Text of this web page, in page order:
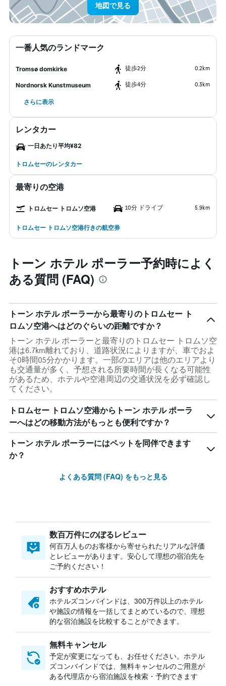
地図で見る
一番人気のランドマーク
Tromsø domkirke ​徒歩2分 0.2km
Nordnorsk Kunstmuseum ​徒歩4分 0.3km
さらに表示
レンタカー
一日あたり平均¥82
トロムセーのレンタカー
最寄りの空港
トロムセー トロムソ空港 10分 ドライブ 5.9km
トロムセー トロムソ空港行きの航空券
トーン ホテル ポーラー予約時によく
ある質問 (FAQ)
トーン ホテル ポーラーから最寄りのトロムセー ト
ロムソ空港へはどのぐらいの距離ですか？
トーン ホテル ポーラーと最寄りのトロムセー トロムソ空
港は6.7km離れており、道路状況によりますが、車でおよ
そ0時間05分かかります。一部のエリアは他のエリアより
も交通量が多く、予想される所要時間が長くなる可能性
があるため、ホテルや空港周辺の交通状況を必ず確認し
てください。
トロムセー トロムソ空港からトーン ホテル ポーラ
ーへはどの移動方法がもっとも便利ですか？
トーン ホテル ポーラーにはペットを同伴できます
か？
よくある質問 (FAQ) をもっと見る
数百万件にのぼるレビュー
何百万人ものお客様から寄せられたリアルな評価
とレビューがあります。安心して理想の宿泊先を
ご予約ください！
おすすめホテル
ホテルズコンバインドは、300万件以上のホテル
や施設の情報を一括してまとめているので、理想
的な宿泊施設を比較することができます。
無料キャンセル
予定が変更になっても、お任せください。ホテル
ズコンバインドでは、無料キャンセルのご用意が
ある代理店から宿泊施設を検索・予約できます